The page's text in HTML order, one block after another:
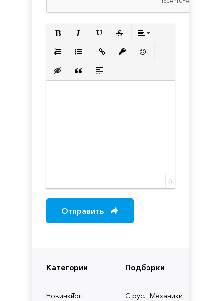
Категории
НовинкиТоп
Подборки
С рус.
Механики
Вставка скрытого текста
Вставка цитаты
Вставка спойлера
0
Отправить